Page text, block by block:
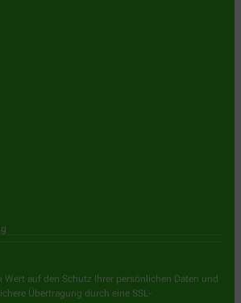
Wert auf den Schutz Ihrer persönlichen Daten und
Übertragung durch eine SSL-